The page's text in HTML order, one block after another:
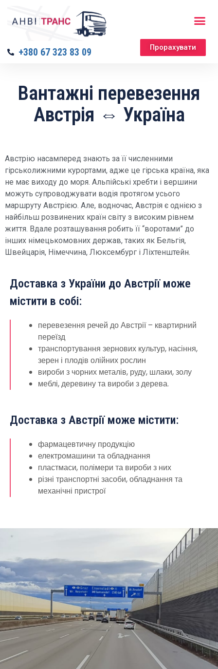
+380 67 323 83 09 Прорахувати
Вантажні перевезення
Австрія ⇔ Україна
Австрію насамперед знають за її численними
гірськолижними курортами, адже це гірська країна, яка
не має виходу до моря. Альпійські хребти і вершини
можуть супроводжувати водія протягом усього
маршруту Австрією. Але, водночас, Австрія є однією з
найбільш розвинених країн світу з високим рівнем
життя. Вдале розташування робить її “воротами” до
інших німецькомовних держав, таких як Бельгія,
Швейцарія, Німеччина, Люксембург і Ліхтенштейн.
Доставка з України до Австрії може
містити в собі:
перевезення речей до Австрії – квартирний
переїзд
транспортування зернових культур, насіння,
зерен і плодів олійних рослин
вироби з чорних металів, руду, шлаки, золу
меблі, деревину та вироби з дерева.
Доставка з Австрії може містити:
фармацевтичну продукцію
електромашини та обладнання
пластмаси, полімери та вироби з них
різні транспортні засоби, обладнання та
механічні пристрої